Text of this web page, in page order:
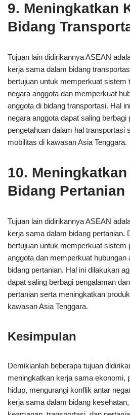
9. Meningkatkan
Bidang
Tujuan lain didirikannya ASEAN
kerja sama dalam bidang
bertujuan untuk memperkuat sistem
negara anggota dan memperkuat
anggota di bidang transportasi. Hal
negara anggota dapat saling berbagi
pengetahuan dalam hal transportasi
mobilitas di kawasan Asia Tenggara.
10.
Bidang Pertanian
Tujuan lain didirikannya ASEAN
kerja sama dalam bidang pertanian.
bertujuan untuk memperkuat sistem
anggota dan memperkuat hubungan
bidang pertanian. Hal ini dilakukan
dapat saling berbagi pengalaman
pertanian serta meningkatkan
kawasan Asia Tenggara.
Kesimpulan
Demikianlah beberapa tujuan
meningkatkan kerja sama ekonomi,
hidup, mengurangi konflik antar
kerja sama dalam bidang